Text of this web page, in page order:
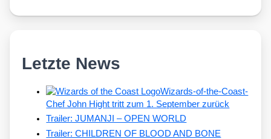
Letzte News
Wizards-of-the-Coast-
Chef John Hight tritt zum 1. September zurück
Trailer: JUMANJI – OPEN WORLD
Trailer: CHILDREN OF BLOOD AND BONE